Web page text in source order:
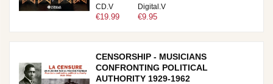
CD.V
€19.99
Digital.V
€9.95
CENSORSHIP - MUSICIANS
CONFRONTING POLITICAL
AUTHORITY 1929-1962